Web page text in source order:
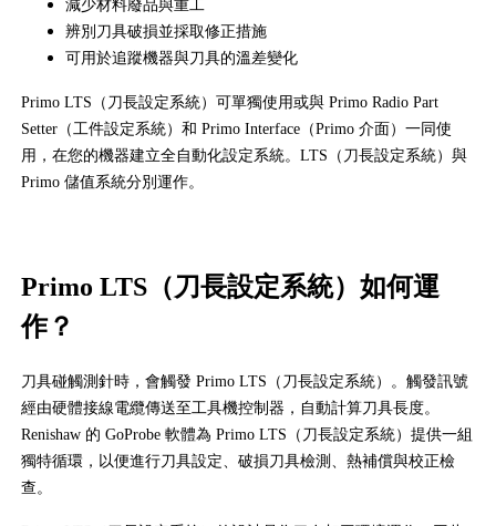
減少材料廢品與重工
辨別刀具破損並採取修正措施
可用於追蹤機器與刀具的溫差變化
Primo LTS（刀長設定系統）可單獨使用或與 Primo Radio Part
Setter（工件設定系統）和 Primo Interface（Primo 介面）一同使
用，在您的機器建立全自動化設定系統。LTS（刀長設定系統）與
Primo 儲值系統分別運作。
Primo LTS（刀長設定系統）如何運
作？
刀具碰觸測針時，會觸發 Primo LTS（刀長設定系統）。觸發訊號
經由硬體接線電纜傳送至工具機控制器，自動計算刀具長度。
Renishaw 的 GoProbe 軟體為 Primo LTS（刀長設定系統）提供一組
獨特循環，以便進行刀具設定、破損刀具檢測、熱補償與校正檢
查。